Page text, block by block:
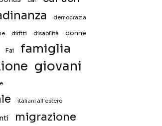
democrazia
diritti disabilità donne
Fai famiglia
giovani
italiani all'estero
migrazione